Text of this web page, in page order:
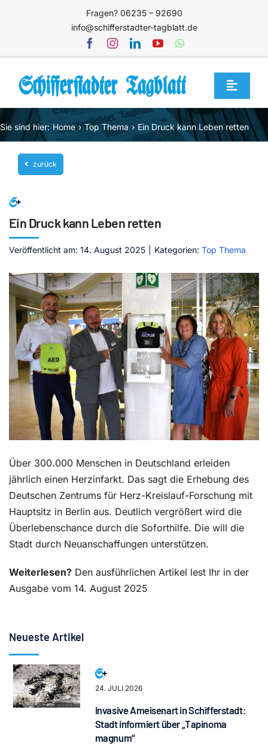
Fragen? 06235 – 92690
info@schifferstadter-tagblatt.de
Toggle
Home
Themen
Blog
Mediathek
Kontakt
Sie sind hier: Home Top Thema Ein Druck kann Leben retten
zurück
Ein Druck kann Leben retten
Veröffentlicht am: 14. August 2025 Kategorien: Top Thema
Über 300.000 Menschen in Deutschland erleiden
jährlich einen Herzinfarkt. Das sagt die Erhebung des
Deutschen Zentrums für Herz-Kreislauf-Forschung mit
Hauptsitz in Berlin aus. Deutlich vergrößert wird die
Überlebenschance durch die Soforthilfe. Die will die
Stadt durch Neuanschaffungen unterstützen.
Weiterlesen? Den ausführlichen Artikel lest Ihr in der
Ausgabe vom 14. August 2025
Neueste Artikel
24. JULI 2026
Invasive Ameisenart in Schifferstadt:
Stadt informiert über „Tapinoma
magnum“